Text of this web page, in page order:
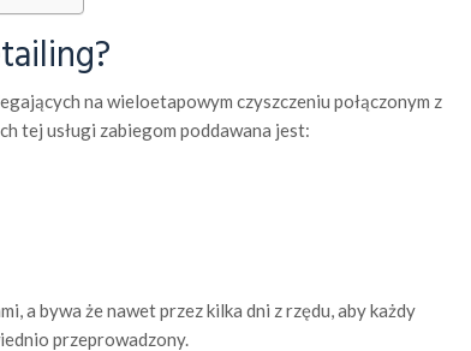
na wieloetapowym czyszczeniu połączonym z
tej usługi zabiegom poddawana jest:
a bywa że nawet przez kilka dni z rzędu, aby każdy
przeprowadzony.